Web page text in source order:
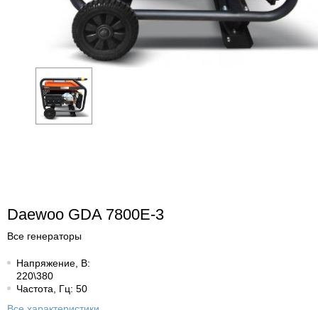
Daewoo GDA 7800E-3
Все генераторы
Напряжение, В:
220\380
Частота, Гц: 50